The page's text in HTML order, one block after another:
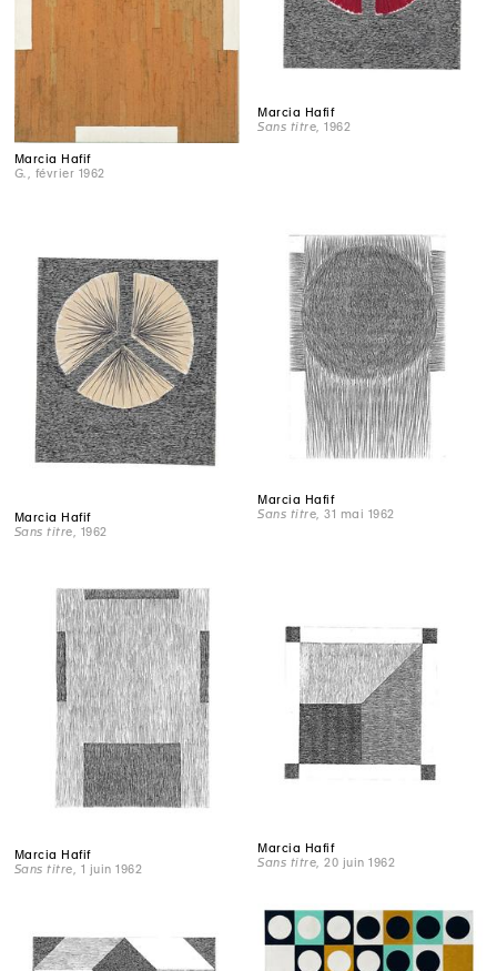
Marcia Hafif
G.
, février 1962
Marcia Hafif
Sans titre , 1962
Marcia Hafif
Sans titre , 1962
Marcia Hafif
Sans titre , 31 mai 1962
Marcia Hafif
Sans titre , 1 juin 1962
Marcia Hafif
Sans titre , 20 juin 1962